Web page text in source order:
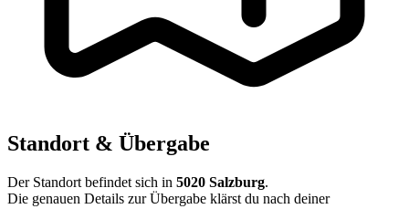
Standort & Übergabe
Der Standort befindet sich in 5020 Salzburg.
Die genauen Details zur Übergabe klärst du nach deiner